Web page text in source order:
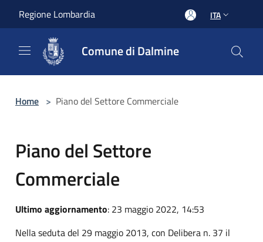
Regione Lombardia ITA
Comune di Dalmine
Home > Piano del Settore Commerciale
Piano del Settore
Commerciale
Ultimo aggiornamento: 23 maggio 2022, 14:53
Nella seduta del 29 maggio 2013, con Delibera n. 37 il